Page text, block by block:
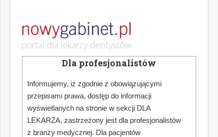
Dla profesjonalistów
Informujemy, iż zgodnie z obowiązującymi
przepisami prawa, dostęp do informacji
wyświetlanych na stronie w sekcji DLA
LEKARZA, zastrzeżony jest dla profesjonalistów
z branży medycznej. Dla pacjentów